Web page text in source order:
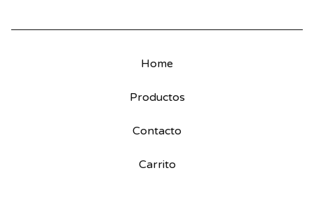
Home
Productos
Contacto
Carrito